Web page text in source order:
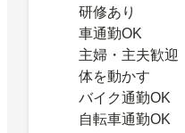
研修あり
車通勤OK
主婦・主夫歓迎
体を動かす
バイク通勤OK
自転車通勤OK